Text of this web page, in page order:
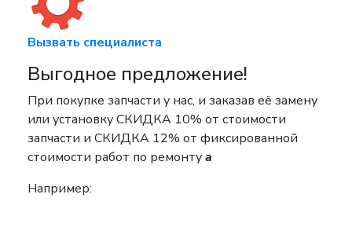
Вызвать специалиста
Выгодное предложение!
При покупке запчасти у нас, и заказав её замену
или установкуСКИДКА 10% от стоимости
запчасти и СКИДКА 12% от фиксированной
стоимости работ по ремонтуa
Например: